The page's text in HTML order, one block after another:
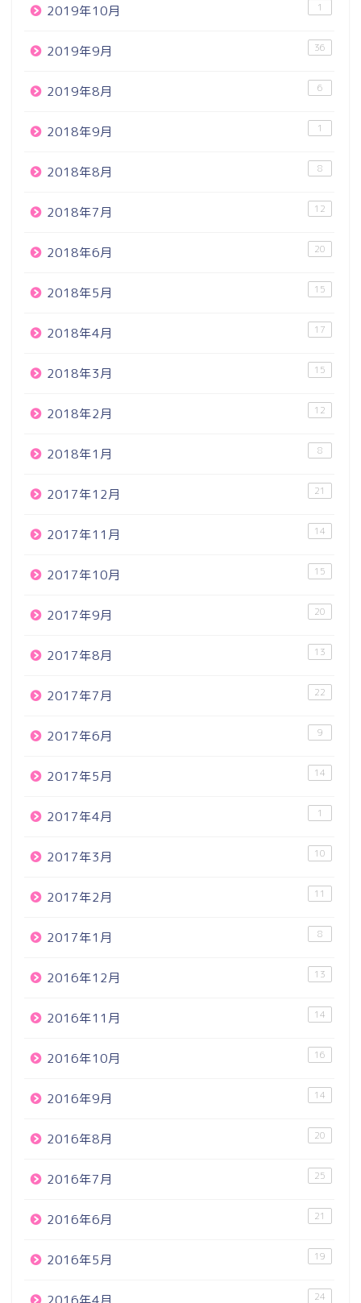
2019年10月 1
2019年9月 36
2019年8月 6
2018年9月 1
2018年8月 8
2018年7月 12
2018年6月 20
2018年5月 15
2018年4月 17
2018年3月 15
2018年2月 12
2018年1月 8
2017年12月 21
2017年11月 14
2017年10月 15
2017年9月 20
2017年8月 13
2017年7月 22
2017年6月 9
2017年5月 14
2017年4月 1
2017年3月 10
2017年2月 11
2017年1月 8
2016年12月 13
2016年11月 14
2016年10月 16
2016年9月 14
2016年8月 20
2016年7月 25
2016年6月 21
2016年5月 19
24